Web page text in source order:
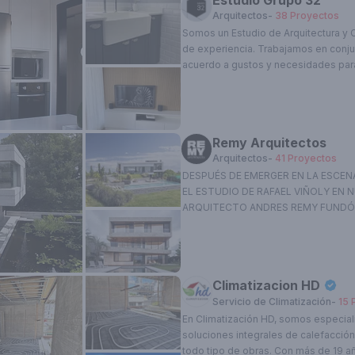
Arquitectos- 38 Proyectos
Somos un Estudio de Arquitectura y
de experiencia. Trabajamos en
acuerdo a gustos y necesidades
ideal" de cada uno de ellos. Nos
Remy Arquitectos
Arquitectos- 41 Proyectos
DESPUÉS DE EMERGER EN LA
EL ESTUDIO DE RAFAEL VIÑOLY EN
ARQUITECTO ANDRES REMY
DESARROLLANDO PROYECTOS
DE TODOS LOS PROYECTOS PARA
CALIDAD QUE PODEMOS
EXISTENCIA, LOS DISEÑOS DEL
PREMIADOS NACIONAL E
ACTUALMENTE, EL ESTUDIO ES
Climatizacion HD
Esta cuenta está verificada, Obtené el tilde azul y
Servicio de Climatización- 15
En Climatización HD, somos
soluciones integrales de
todo tipo de obras. Con más de 19